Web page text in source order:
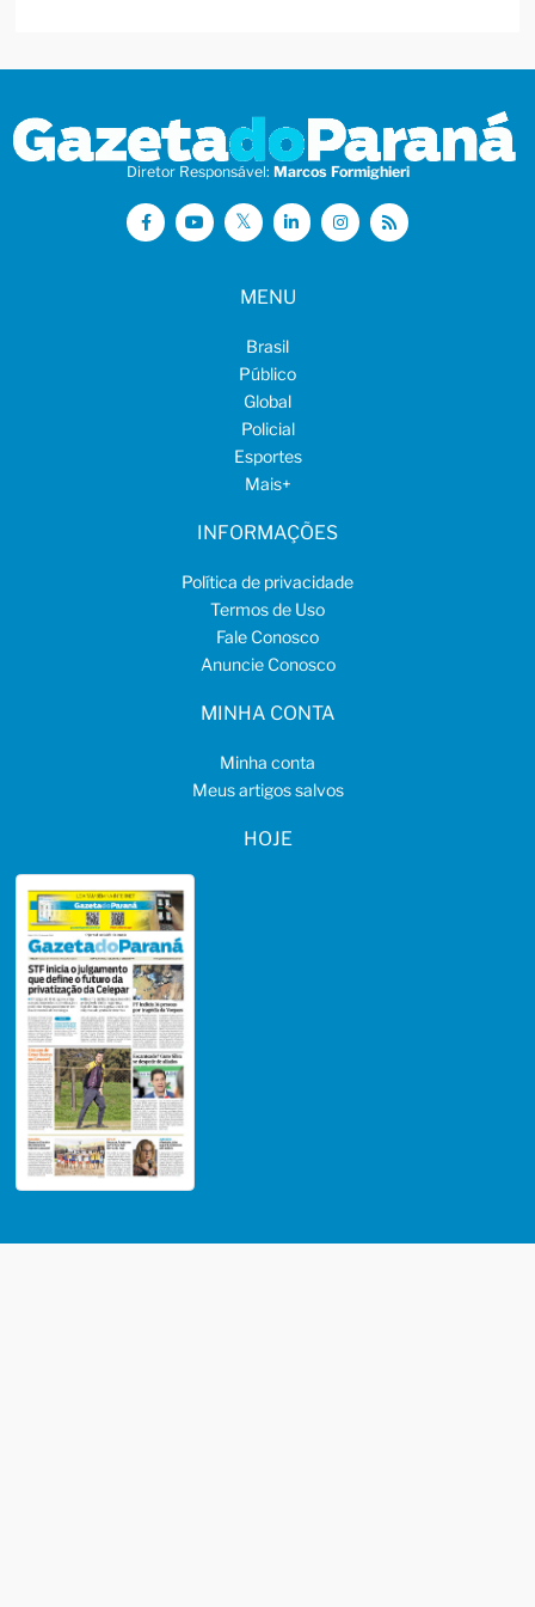
Diretor Responsável: Marcos Formighieri
MENU
Brasil
Público
Global
Policial
Esportes
Mais+
INFORMAÇÕES
Política de privacidade
Termos de Uso
Fale Conosco
Anuncie Conosco
MINHA CONTA
Minha conta
Meus artigos salvos
HOJE